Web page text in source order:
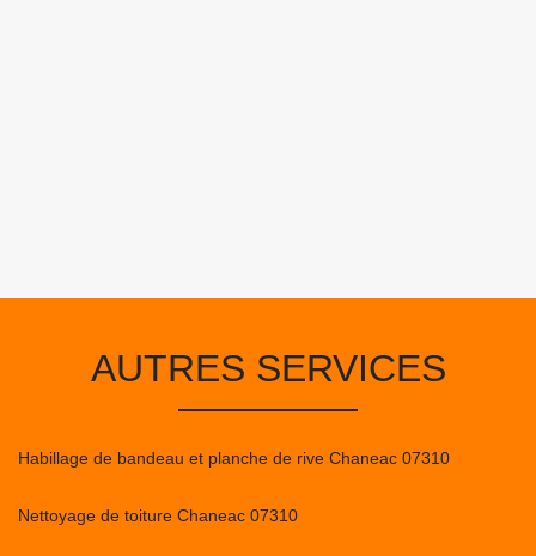
AUTRES SERVICES
Habillage de bandeau et planche de rive Chaneac 07310
Nettoyage de toiture Chaneac 07310